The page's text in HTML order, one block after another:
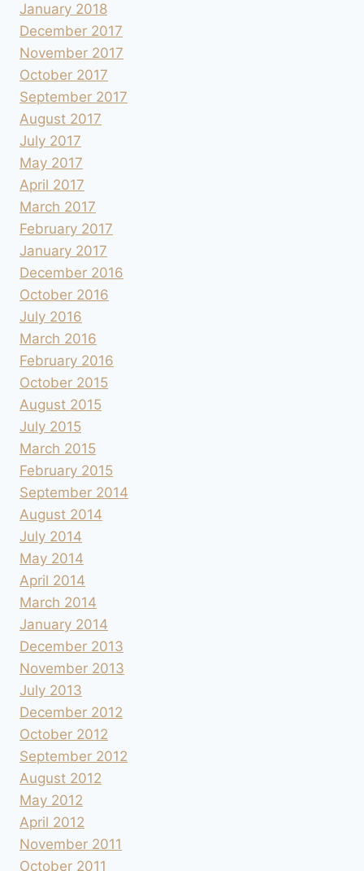
January 2018
December 2017
November 2017
October 2017
September 2017
August 2017
July 2017
May 2017
April 2017
March 2017
February 2017
January 2017
December 2016
October 2016
July 2016
March 2016
February 2016
October 2015
August 2015
July 2015
March 2015
February 2015
September 2014
August 2014
July 2014
May 2014
April 2014
March 2014
January 2014
December 2013
November 2013
July 2013
December 2012
October 2012
September 2012
August 2012
May 2012
April 2012
November 2011
October 2011